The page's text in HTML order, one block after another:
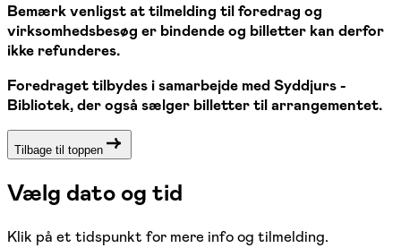
Bemærk venligst at tilmelding til foredrag og
virksomhedsbesøg er bindende og billetter kan derfor
ikke refunderes.
Foredraget tilbydes i samarbejde med Syddjurs ­
Bibliotek, der også sælger billetter til arrangementet.
Tilbage til toppen
Vælg dato og tid
Klik på et tidspunkt for mere info og tilmelding.